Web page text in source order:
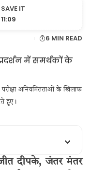
6 MIN READ
अनियमितताओं के खिलाफ
हुए।
दीपके, जंतर मंतर